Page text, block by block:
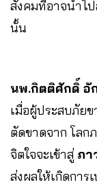
สังคมที่อาจนำไ
นั้น
นพ.กิตติศักดิ์ อั
เมื่อผู้ประสบภัย
ตัดขาดจาก โลก
จิตใจจะเข้าสู่ ภา
ส่งผลให้เกิดกา